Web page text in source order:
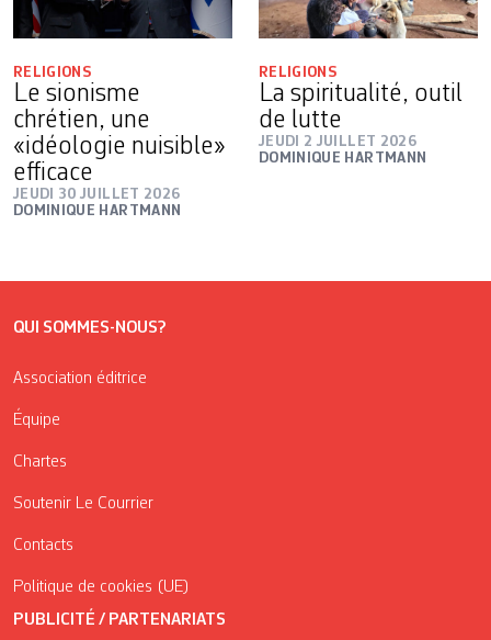
RELIGIONS
Le sionisme
chrétien, une
«idéologie nuisible»
efficace
JEUDI 30 JUILLET 2026
DOMINIQUE HARTMANN
RELIGIONS
La spiritualité, outil
de lutte
JEUDI 2 JUILLET 2026
DOMINIQUE HARTMANN
QUI SOMMES-NOUS?
Association éditrice
Équipe
Chartes
Soutenir Le Courrier
Contacts
Politique de cookies (UE)
PUBLICITÉ / PARTENARIATS